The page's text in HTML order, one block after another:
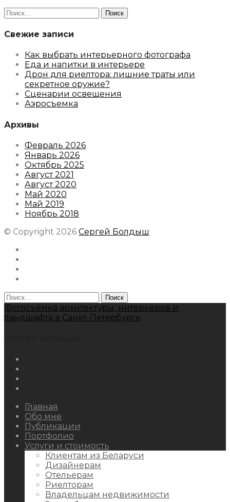
Найти:
Свежие записи
Как выбрать интерьерного фотографа
Еда и напитки в интерьере
Дрон для риелтора: лишние траты или
секретное оружие?
Сценарии освещения
Аэросъемка
Архивы
Февраль 2026
Январь 2026
Октябрь 2025
Август 2021
Август 2020
Май 2020
Май 2019
Ноябрь 2018
© Copyright 2026 Сергей Болдыш
Найти:
Фотосъемка архитектуры, интерьеров и
ландшафта в Санкт-Петербурге
Главная
Обо мне
Публикации
Портфолио
Услуги и стоимость
Клиентам из Беларуси
Дизайнерам
Отельерам
Риелторам
Владельцам недвижимости